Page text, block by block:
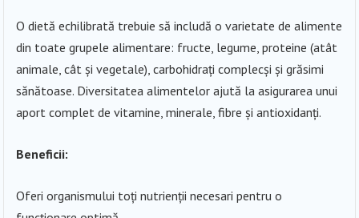
O dietă echilibrată trebuie să includă o varietate de alimente
din toate grupele alimentare: fructe, legume, proteine (atât
animale, cât și vegetale), carbohidrați complecși și grăsimi
sănătoase. Diversitatea alimentelor ajută la asigurarea unui
aport complet de vitamine, minerale, fibre și antioxidanți.
Beneficii:
Oferi organismului toți nutrienții necesari pentru o